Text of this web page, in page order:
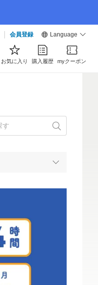
会員登録 Language
お気に入り 購入履歴 myクーポン